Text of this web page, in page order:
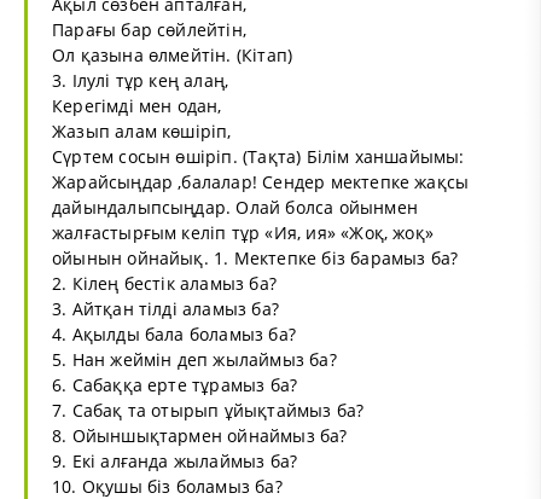
Парағы бар сөйлейтін,
Ол қазына өлмейтін. (Кітап)
3. Ілулі тұр кең алаң,
Керегімді мен одан,
Жазып алам көшіріп,
Сүртем сосын өшіріп. (Тақта) Білім ханшайымы:
Жарайсыңдар ,балалар! Сендер мектепке жақсы
дайындалыпсыңдар. Олай болса ойынмен
жалғастырғым келіп тұр «Ия, ия» «Жоқ, жоқ»
ойынын ойнайық. 1. Мектепке біз барамыз ба?
2. Кілең бестік аламыз ба?
3. Айтқан тілді аламыз ба?
4. Ақылды бала боламыз ба?
5. Нан жеймін деп жылаймыз ба?
6. Сабаққа ерте тұрамыз ба?
7. Сабақ та отырып ұйықтаймыз ба?
8. Ойыншықтармен ойнаймыз ба?
9. Екі алғанда жылаймыз ба?
10. Оқушы біз боламыз ба?